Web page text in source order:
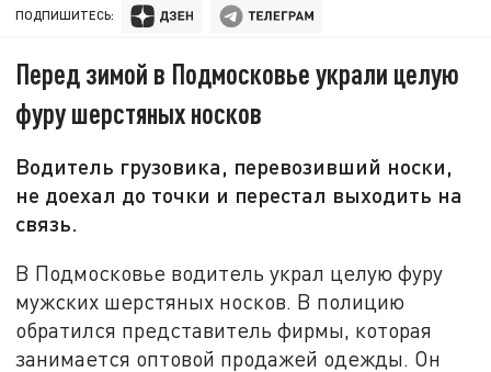
ПОДПИШИТЕСЬ:
Перед зимой в Подмосковье украли целую
фуру шерстяных носков
Водитель грузовика, перевозивший носки,
не доехал до точки и перестал выходить на
связь.
В Подмосковье водитель украл целую фуру
мужских шерстяных носков. В полицию
обратился представитель фирмы, которая
занимается оптовой продажей одежды. Он